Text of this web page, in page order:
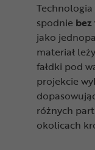
spodnie
jako
materiał
fałdki pod
projekcie
różnych
okolicach